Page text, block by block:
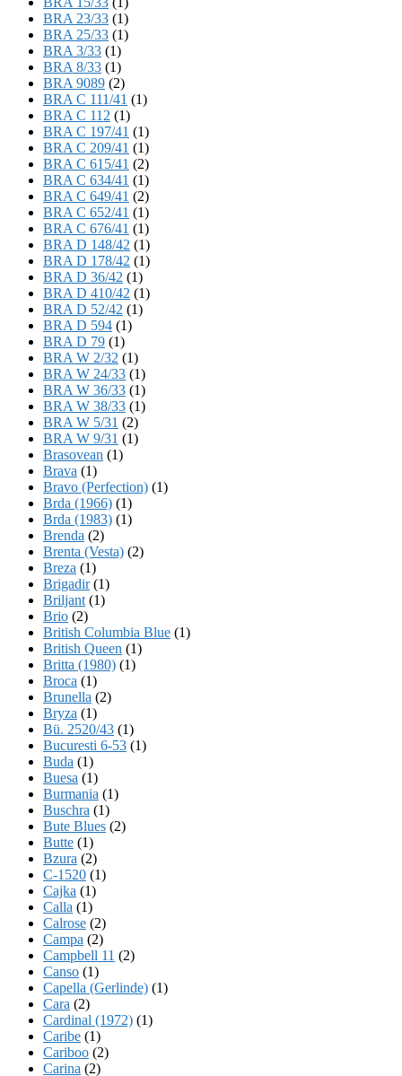
BRA 23/33 (1)
BRA 25/33 (1)
BRA 3/33 (1)
BRA 8/33 (1)
BRA 9089 (2)
BRA C 111/41 (1)
BRA C 112 (1)
BRA C 197/41 (1)
BRA C 209/41 (1)
BRA C 615/41 (2)
BRA C 634/41 (1)
BRA C 649/41 (2)
BRA C 652/41 (1)
BRA C 676/41 (1)
BRA D 148/42 (1)
BRA D 178/42 (1)
BRA D 36/42 (1)
BRA D 410/42 (1)
BRA D 52/42 (1)
BRA D 594 (1)
BRA D 79 (1)
BRA W 2/32 (1)
BRA W 24/33 (1)
BRA W 36/33 (1)
BRA W 38/33 (1)
BRA W 5/31 (2)
BRA W 9/31 (1)
Brasovean (1)
Brava (1)
Bravo (Perfection) (1)
Brda (1966) (1)
Brda (1983) (1)
Brenda (2)
Brenta (Vesta) (2)
Breza (1)
Brigadir(1)
Briljant (1)
Brio (2)
British Columbia Blue (1)
British Queen (1)
Britta (1980) (1)
Broca (1)
Brunella (2)
Bryza (1)
Bü. 2520/43 (1)
Bucuresti 6-53 (1)
Buda (1)
Buesa (1)
Burmania (1)
Buschra (1)
Bute Blues (2)
Butte (1)
Bzura (2)
C-1520 (1)
Cajka (1)
Calla (1)
Calrose (2)
Campa (2)
Campbell 11 (2)
Canso (1)
Capella (Gerlinde) (1)
Cara (2)
Cardinal (1972) (1)
Caribe (1)
Cariboo (2)
Carina (2)